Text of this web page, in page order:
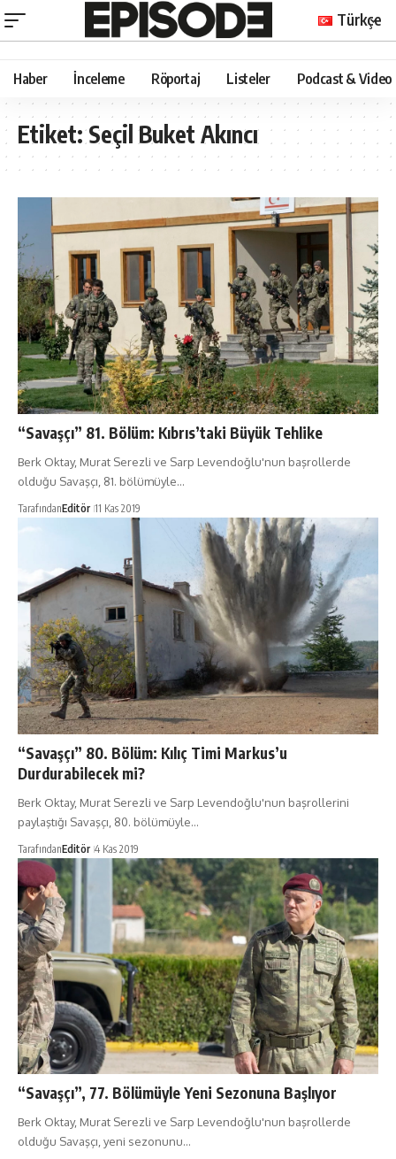
Türkçe
Haber İnceleme Röportaj Listeler Podcast & Video
Etiket:Seçil Buket Akıncı
“Savaşçı” 81. Bölüm: Kıbrıs’taki Büyük Tehlike
Berk Oktay, Murat Serezli ve Sarp Levendoğlu'nun başrollerde
olduğu Savaşçı, 81. bölümüyle…
TarafındanEditör 11 Kas 2019
“Savaşçı” 80. Bölüm: Kılıç Timi Markus’u
Durdurabilecek mi?
Berk Oktay, Murat Serezli ve Sarp Levendoğlu'nun başrollerini
paylaştığı Savaşçı, 80. bölümüyle…
TarafındanEditör 4 Kas 2019
“Savaşçı”, 77. Bölümüyle Yeni Sezonuna Başlıyor
Berk Oktay, Murat Serezli ve Sarp Levendoğlu'nun başrollerde
olduğu Savaşçı, yeni sezonunu…